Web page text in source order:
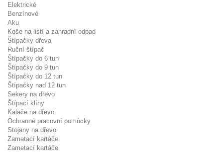
Elektrické
Benzínové
Aku
Koše na listí a zahradní odpad
Štípačky dřeva
Ruční štípač
Štípačky do 6 tun
Štípačky do 9 tun
Štípačky do 12 tun
Štípačky nad 12 tun
Sekery na dřevo
Štípací klíny
Kalače na dřevo
Ochranné pracovní pomůcky
Stojany na dřevo
Zametací kartáče
Zametací kartáče